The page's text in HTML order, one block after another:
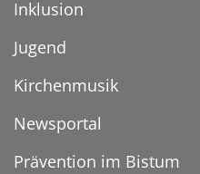
Inklusion
Jugend
Kirchenmusik
Newsportal
Prävention im Bistum